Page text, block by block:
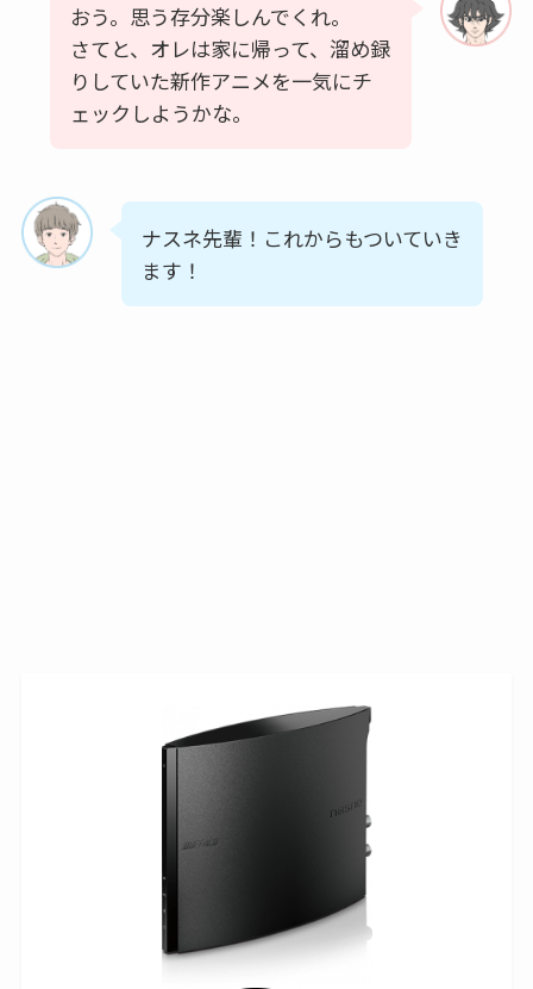
おう。思う存分楽しんでくれ。
さてと、オレは家に帰って、溜め録
りしていた新作アニメを一気にチ
ェックしようかな。
ナスネ先輩！これからもついていき
ます！